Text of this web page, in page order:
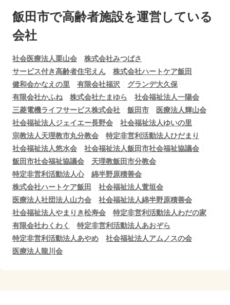
飯田市で高齢者施設を運営している
会社
社会医療法人栗山会
株式会社みつばさ
サービス付き高齢者住宅えん
株式会社ハートケア飯田
健和会かなえの里
有限会社福沢
グランデ大久保
有限会社かふね
株式会社たまゆら
社会福祉法人一陽会
三菱電機ライフサービス株式会社
飯田市
医療法人輝山会
社会福祉法人ジェイエー長野会
社会福祉法人ゆいの里
宗教法人天理教市丸分教会
特定非営利活動法人ひだまり
社会福祉法人悠水会
社会福祉法人飯田市社会福祉協議会
飯田市社会福祉協議会
天理教飯田市分教会
特定非営利活動法人心
綿半野原積善会
株式会社ハートケア飯田
社会福祉法人萱垣会
医療法人社団法人山力会
社会福祉法人綿半野原積善会
社会福祉法人やまりき松寿会
特定非営利活動法人わだの家
有限会社わくわく
特定非営利活動法人あおぞら
特定非営利活動法人あやめ
社会福祉法人アムノスの会
医療法人龍川会